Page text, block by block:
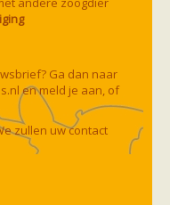
etc) Ga dan naar
en meld je aan, of
zullen uw contact